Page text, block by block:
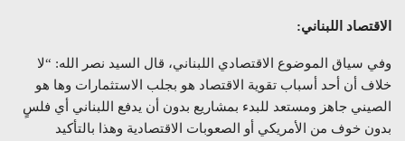
الاقتصاد اللبناني:
وفي سياق الموضوع الاقتصادي اللبناني، قال السيد نصر الله: “لا
خلاف أن أحد أسباب تقوية الاقتصاد هو بجلب الاستثمارات وها هو
الصيني جاهز ومستعد للبدء بمشاريع بدون أن يدفع اللبناني أي فلسٍ
بدون خوف من الأمريكي أو الصعوبات الاقتصادية وهذا بالتأكيد